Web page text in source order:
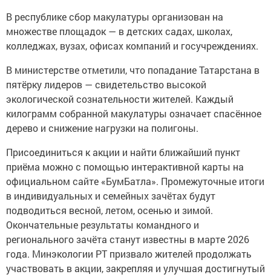
В республике сбор макулатуры организован на
множестве площадок — в детских садах, школах,
колледжах, вузах, офисах компаний и госучреждениях.
В министерстве отметили, что попадание Татарстана в
пятёрку лидеров — свидетельство высокой
экологической сознательности жителей. Каждый
килограмм собранной макулатуры означает спасённое
дерево и снижение нагрузки на полигоны.
Присоединиться к акции и найти ближайший пункт
приёма можно с помощью интерактивной карты на
официальном сайте «БумБатла». Промежуточные итоги
в индивидуальных и семейных зачётах будут
подводиться весной, летом, осенью и зимой.
Окончательные результаты командного и
регионального зачёта станут известны в марте 2026
года. Минэкологии РТ призвало жителей продолжать
участвовать в акции, закрепляя и улучшая достигнутый